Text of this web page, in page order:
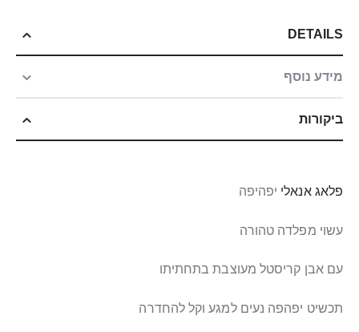
DETAILS
מידע נוסף
ביקורות
פלאג אנאלי יפהיפה
עשוי מפלדה טהורה
עם אבן קריסטל מעוצבת בתחתיתו
תכשיט יפהפה נעים למגע וקל להחדרה